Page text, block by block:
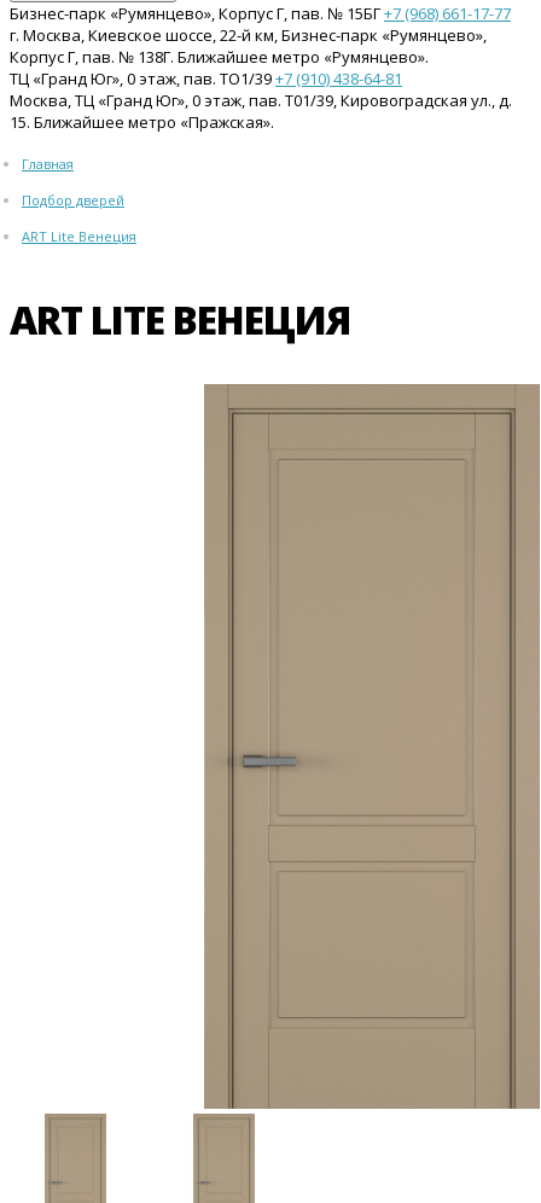
Бизнес-парк «Румянцево», Корпус Г, пав. № 15БГ+7 (968) 661-17-77
г. Москва, Киевское шоссе, 22-й км, Бизнес-парк «Румянцево»,
Корпус Г, пав. № 138Г. Ближайшее метро «Румянцево».
ТЦ «Гранд Юг», 0 этаж, пав. ТО1/39+7 (910) 438-64-81
Москва, ТЦ «Гранд Юг», 0 этаж, пав. Т01/39, Кировоградская ул., д.
15. Ближайшее метро «Пражская».
Главная
Подбор дверей
ART Lite Венеция
ART LITE ВЕНЕЦИЯ